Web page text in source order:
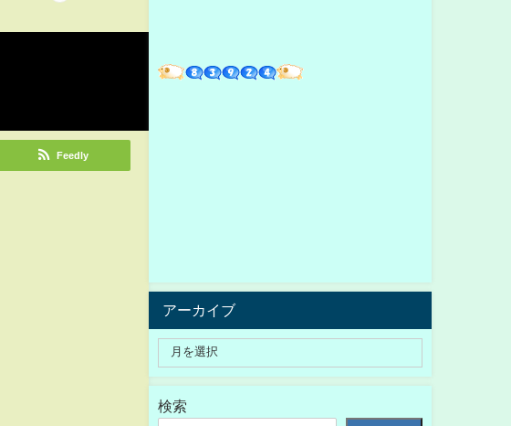
Feedly
アーカイブ
検索